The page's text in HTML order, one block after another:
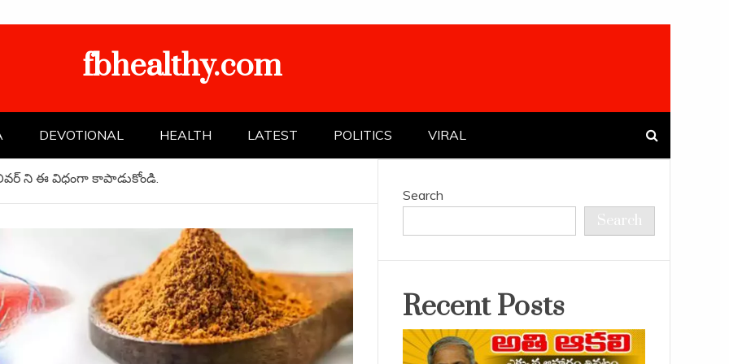
fbhealthy.com
DEVOTIONAL HEALTH LATEST POLITICS VIRAL
ని ఈ విధంగా కాపాడుకోండి.
Search
Search
Recent Posts